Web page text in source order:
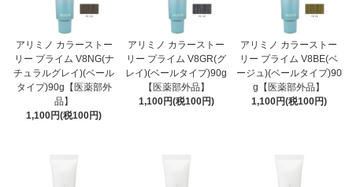
アリミノ カラーストー
リー プライム V8NG(ナ
チュラルグレイ)(ベール
タイプ)90g【医薬部外
品】
1,100円(税100円)
アリミノ カラーストー
リー プライム V8GR(グ
レイ)(ベールタイプ)90g
【医薬部外品】
1,100円(税100円)
アリミノ カラーストー
リー プライム V8BE(ベ
ージュ)(ベールタイプ)90
g【医薬部外品】
1,100円(税100円)